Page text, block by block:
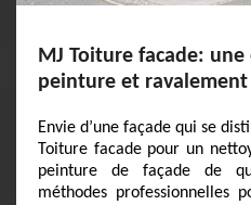
MJ Toiture facade:
peinture et ravalement
Envie d’une façade qui se
Toiture facade pour un
peinture de façade de
méthodes professionnelles